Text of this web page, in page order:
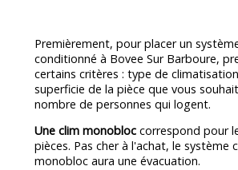
Premièrement, pour placer un
conditionné à Bovee Sur Barboure,
certains critères : type de
superficie de la pièce que vous
nombre de personnes qui logent.
Une clim monobloc correspond pour
pièces. Pas cher à l'achat, le système
monobloc aura une évacuation.